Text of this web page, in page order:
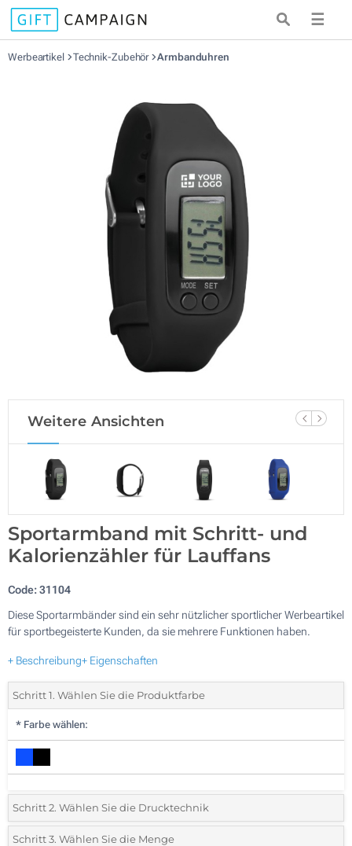
☰
Werbeartikel Technik-Zubehör Armbanduhren
Weitere Ansichten
Sportarmband mit Schritt- und
Kalorienzähler für Lauffans
Code:31104
Diese Sportarmbänder sind ein sehr nützlicher sportlicher Werbeartikel
für sportbegeisterte Kunden, da sie mehrere Funktionen haben.
+ Beschreibung+ Eigenschaften
Schritt 1. Wählen Sie die Produktfarbe
* Farbe wählen:
Schritt 2. Wählen Sie die Drucktechnik
*Wählen Sie die Druck- und Farbtechniken für Ihr Logo:
Schritt 3. Wählen Sie die Menge